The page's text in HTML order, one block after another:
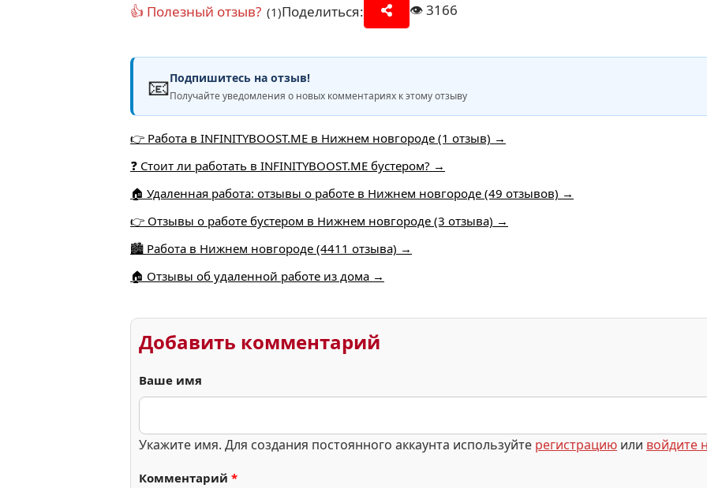
👍 Полезный отзыв? (1)Поделиться: 👁️3166
📧Подпишитесь на отзыв!
Получайте уведомления о новых комментариях к этому отзыву
👉 Работа в INFINITYBOOST.ME в Нижнем новгороде (1 отзыв) →
❓ Стоит ли работать в INFINITYBOOST.ME бустером? →
🏠 Удаленная работа: отзывы о работе в Нижнем новгороде (49 отзывов) →
👉 Отзывы о работе бустером в Нижнем новгороде (3 отзыва) →
🏙️ Работа в Нижнем новгороде (4411 отзыва) →
🏠 Отзывы об удаленной работе из дома →
Добавить комментарий
Ваше имя
Укажите имя. Для создания постоянного аккаунта используйте регистрацию или войдите
Комментарий *